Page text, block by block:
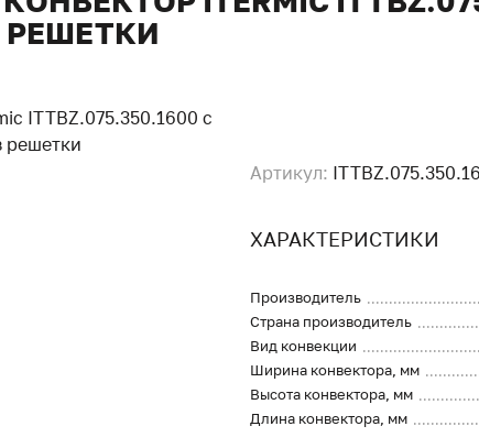
РЕШЕТКИ
Артикул:
ХАРАКТЕРИСТИКИ
Производитель
Страна производитель
Вид конвекции
Ширина конвектора, мм
Высота конвектора, мм
Длина конвектора, мм